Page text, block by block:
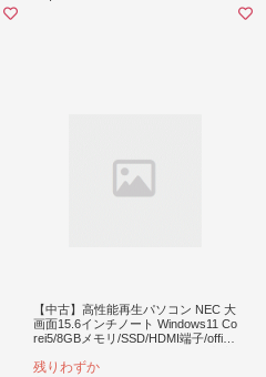
【中古】高性能再生パソコン NEC 大
画面15.6インチノート Windows11 Co
rei5/8GBメモリ/SSD/HDMI端子/office
NEC 送料無料 東京 八王子
残りわずか